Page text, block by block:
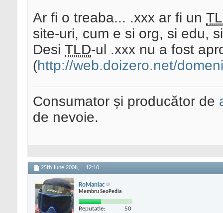
Ar fi o treaba... .xxx ar fi un
site-uri, cum e si org, si edu,
Desi TLD-ul .xxx nu a fost
(http://web.doizero.net/
Consumator și producător de
de nevoie.
25th June 2008, 12:10
RoManiac
Membru SeoPedia
Reputatie: 50